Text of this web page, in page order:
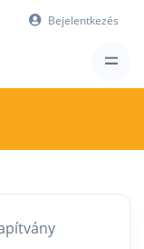
Bejelentkezés